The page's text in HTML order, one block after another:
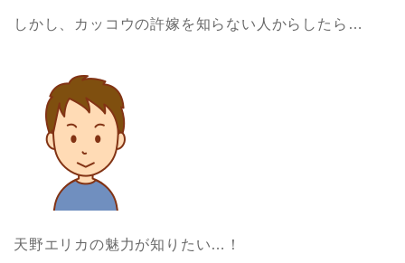
しかし、カッコウの許嫁を知らない人からしたら…
天野エリカの魅力が知りたい…！